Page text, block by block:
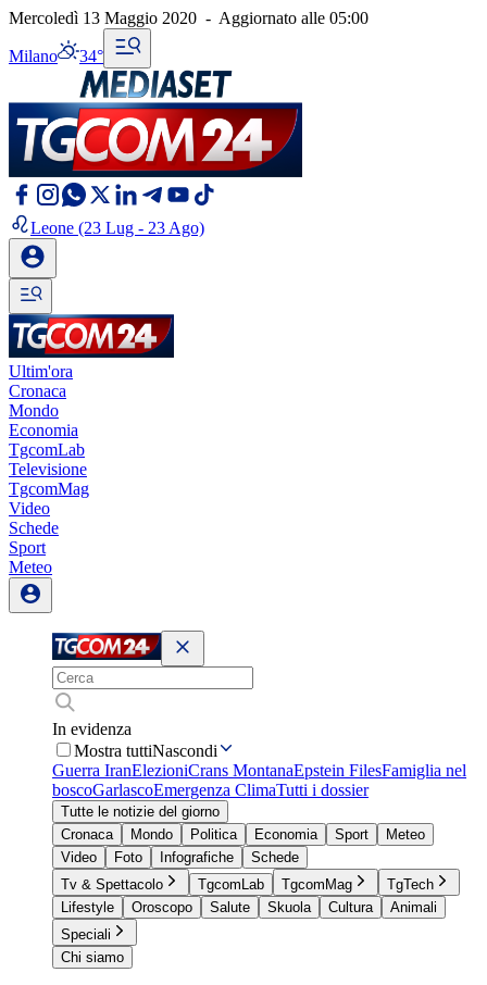
Mercoledì 13 Maggio 2020 - Aggiornato alle 05:00
Milano 34°
Leone (23 Lug - 23 Ago)
Ultim'ora
Cronaca
Mondo
Economia
TgcomLab
Televisione
TgcomMag
Video
Schede
Sport
Meteo
In evidenza
Mostra tuttiNascondi
Guerra IranElezioniCrans MontanaEpstein FilesFamiglia nel
boscoGarlascoEmergenza ClimaTutti i dossier
Tutte le notizie del giorno
Cronaca
Mondo Politica Economia Sport
Meteo
Video
Foto Infografiche
Schede
Tv & Spettacolo
TgcomLab TgcomMag
TgTech
Lifestyle
Oroscopo Salute Skuola Cultura
Animali
Speciali
Chi siamo